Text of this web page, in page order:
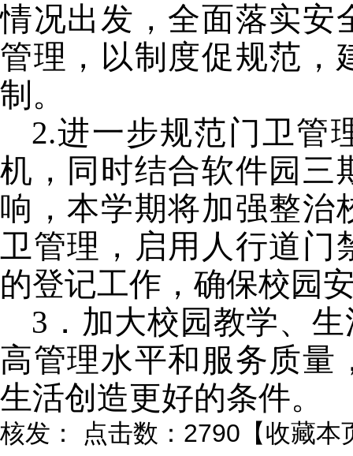
情况出发，全面落实安
管理，以制度促规范，
制。
2.进一步规范门卫管
机，同时结合软件园三
响，本学期将加强整治
卫管理，启用人行道门
的登记工作，确保校园
3 ．加大校园教学、
高管理水平和服务质量
生活创造更好的条件。
核发： 点击数：2790 【收藏本